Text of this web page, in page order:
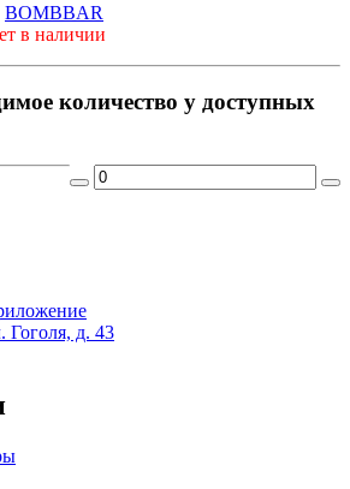
BOMBBAR
в наличии
количество у доступных
Гоголя, д. 43